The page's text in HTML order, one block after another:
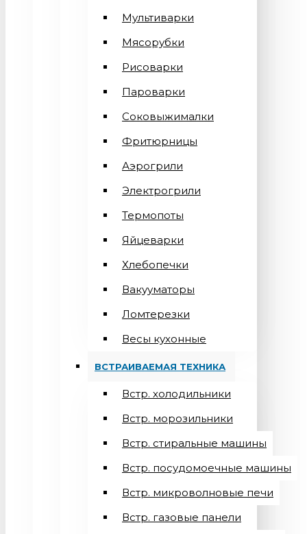
Мультиварки
Мясорубки
Рисоварки
Пароварки
Соковыжималки
Фритюрницы
Аэрогрили
Электрогрили
Термопоты
Яйцеварки
Хлебопечки
Вакууматоры
Ломтерезки
Весы кухонные
ВСТРАИВАЕМАЯ ТЕХНИКА
Встр. холодильники
Встр. морозильники
Встр. стиральные машины
Встр. посудомоечные машины
Встр. микроволновые печи
Встр. газовые панели